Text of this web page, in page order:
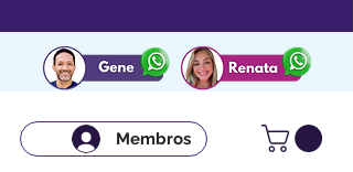
Membros